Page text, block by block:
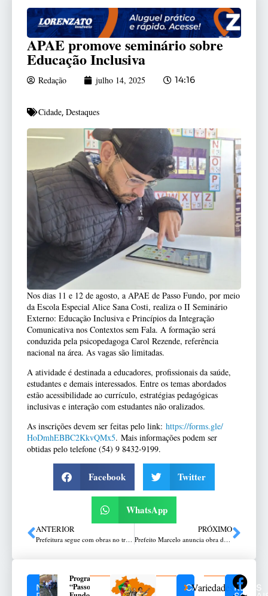
APAE promove seminário sobre
Educação Inclusiva
Redação julho 14, 2025 14:16
Cidade, Destaques
Nos dias 11 e 12 de agosto, a APAE de Passo Fundo, por meio
da Escola Especial Alice Sana Costi, realiza o II Seminário
Externo: Educação Inclusiva e Princípios da Integração
Comunicativa nos Contextos sem Fala. A formação será
conduzida pela psicopedagoga Carol Rezende, referência
nacional na área. As vagas são limitadas.
A atividade é destinada a educadores, profissionais da saúde,
estudantes e demais interessados. Entre os temas abordados
estão acessibilidade ao currículo, estratégias pedagógicas
inclusivas e interação com estudantes não oralizados.
As inscrições devem ser feitas pelo link: https://forms.gle/
HoDmhEBBC2KkvQMx5. Mais informações podem ser
obtidas pelo telefone (54) 9 8432-9199.
Facebook Twitter
WhatsApp
ANTERIOR
Prefeitura segue com obras no trevo de acesso ao Distrito Industrial Valinhos
PRÓXIMO
Prefeito Marcelo anuncia obra de reforma na Unidade Básica de Saúde de Nicolau Vergueiro
NOTÍCIAS
Programa
“Passo
CATEGORIAS
VariedadesREDES